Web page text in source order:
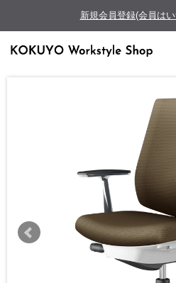
新規会員登録(会員は